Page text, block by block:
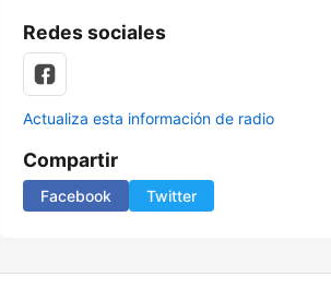
Redes sociales
Actualiza esta información de radio
Compartir
Facebook Twitter